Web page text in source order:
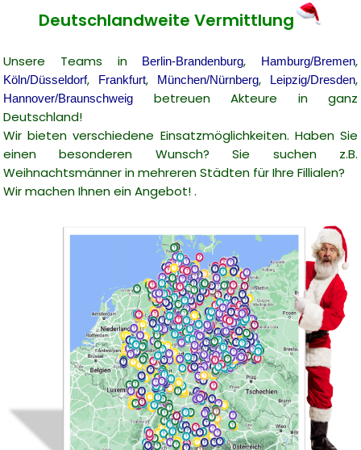
Deutschlandweite Vermittlung
Unsere Teams in Berlin-Brandenburg, Hamburg/Bremen,
Köln/Düsseldorf, Frankfurt, München/Nürnberg, Leipzig/Dresden,
Hannover/Braunschweig
betreuen Akteure in ganz
Deutschland!
Wir bieten verschiedene Einsatzmöglichkeiten. Haben Sie
einen besonderen Wunsch? Sie suchen z.B.
Weihnachtsmänner in mehreren Städten für Ihre Fillialen?
Wir machen Ihnen ein Angebot! .